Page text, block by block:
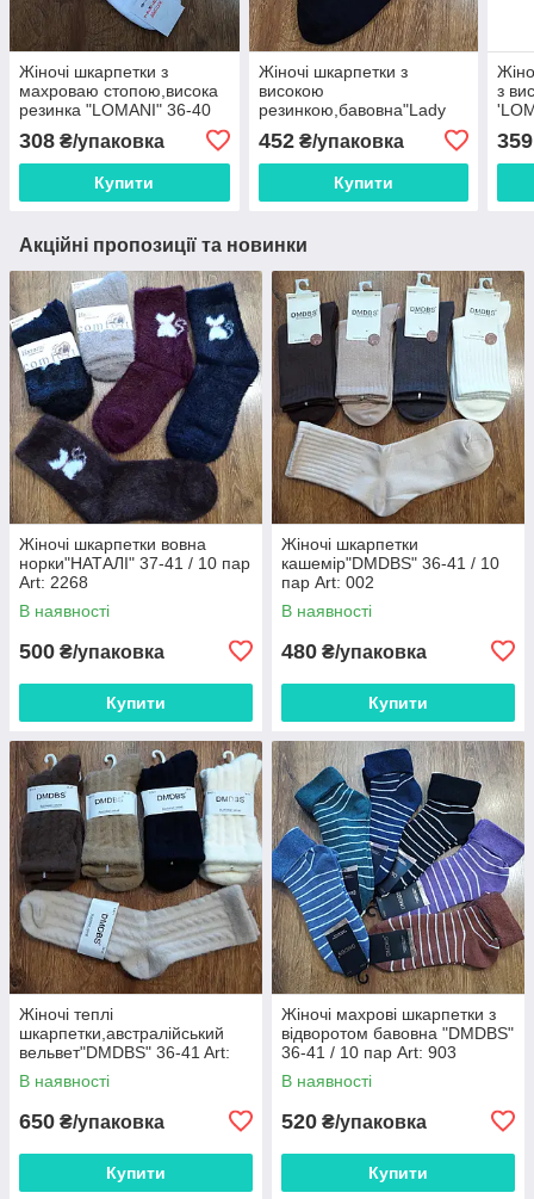
Жіночі шкарпетки з
махроваю стопою,висока
резинка "LOMANI" 36-40
308 ₴/упаковка
Купити
Жіночі шкарпетки з
високою
резинкою,бавовна"Lady
Socks"Туреччина 36-40 /
12 пар
452₴/упаковка
Купити
з
359
Акційні пропозиції та новинки
Жіночі шкарпетки вовна
норки"НАТАЛІ" 37-41 / 10 пар
Art: 2268
В наявності
500 ₴/упаковка
Купити
Жіночі шкарпетки
кашемір"DMDBS" 36-41 / 10
пар Art: 002
В наявності
480 ₴/упаковка
Купити
Жіночі теплі
шкарпетки,австралійський
вельвет"DMDBS" 36-41 Art:
671 / 10 пар
В наявності
650 ₴/упаковка
Купити
Жіночі махрові шкарпетки з
відворотом бавовна "DMDBS"
36-41 / 10 пар Art: 903
В наявності
520 ₴/упаковка
Купити